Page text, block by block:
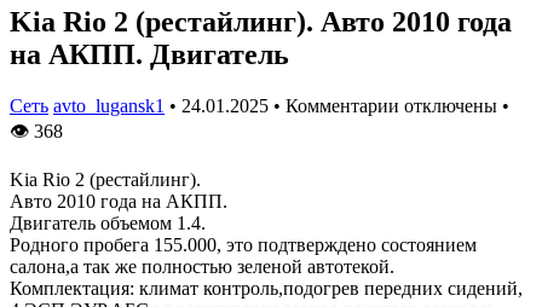
Kia Rio 2 (рестайлинг). Авто 2010 года
на АКПП. Двигатель
Сеть avto_lugansk1 • 24.01.2025 • Комментарии отключены •
👁 368
Kia Rio 2 (рестайлинг).
Авто 2010 года на АКПП.
Двигатель объемом 1.4.
Родного пробега 155.000, это подтверждено состоянием
салона,а так же полностью зеленой автотекой.
Комплектация: климат контроль,подогрев передних сидений,